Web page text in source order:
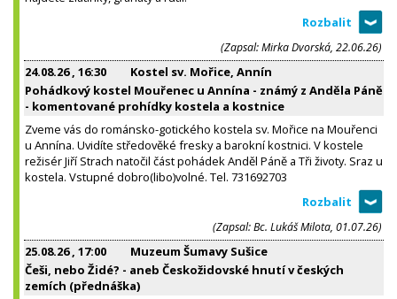
(Zapsal: Mirka Dvorská, 22.06.26)
24.08.26, 16:30
Kostel sv. Mořice, Annín
Pohádkový kostel Mouřenec u Annína - známý z Anděla Páně
- komentované prohídky kostela a kostnice
Zveme vás do románsko-gotického kostela sv. Mořice na Mouřenci
u Annína. Uvidíte středověké fresky a barokní kostnici. V kostele
režisér Jiří Strach natočil část pohádek Anděl Páně a Tři životy. Sraz u
kostela. Vstupné dobro(libo)volné. Tel. 731692703
(Zapsal: Bc. Lukáš Milota, 01.07.26)
25.08.26, 17:00
Muzeum Šumavy Sušice
Češi, nebo Židé? - aneb Českožidovské hnutí v českých
zemích (přednáška)